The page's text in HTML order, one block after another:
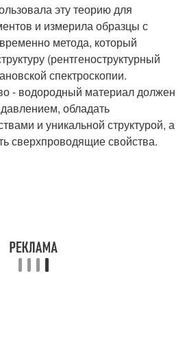
эту теорию для
и измерила образцы с
метода, который
(рентгеноструктурный
спектроскопии.
- водородный материал должен
обладать
и уникальной структурой, а
сверхпроводящие свойства.